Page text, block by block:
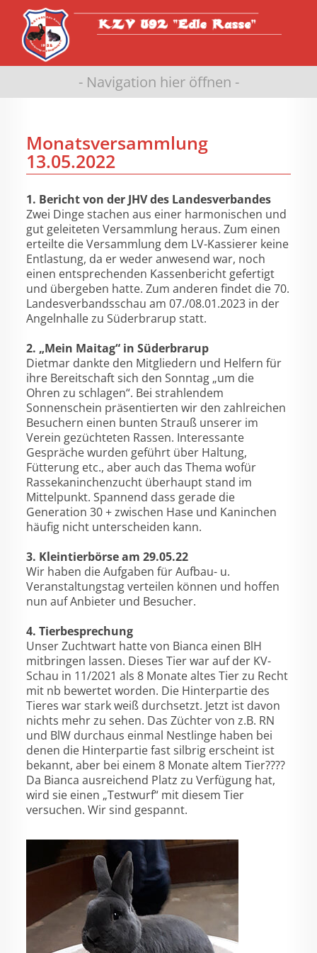
- Navigation hier öffnen -
Monatsversammlung
13.05.2022
1. Bericht von der JHV des Landesverbandes
Zwei Dinge stachen aus einer harmonischen und
gut geleiteten Versammlung heraus. Zum einen
erteilte die Versammlung dem LV-Kassierer keine
Entlastung, da er weder anwesend war, noch
einen entsprechenden Kassenbericht gefertigt
und übergeben hatte. Zum anderen findet die 70.
Landesverbandsschau am 07./08.01.2023 in der
Angelnhalle zu Süderbrarup statt.
2. „Mein Maitag“ in Süderbrarup
Dietmar dankte den Mitgliedern und Helfern für
ihre Bereitschaft sich den Sonntag „um die
Ohren zu schlagen“. Bei strahlendem
Sonnenschein präsentierten wir den zahlreichen
Besuchern einen bunten Strauß unserer im
Verein gezüchteten Rassen. Interessante
Gespräche wurden geführt über Haltung,
Fütterung etc., aber auch das Thema wofür
Rassekaninchenzucht überhaupt stand im
Mittelpunkt. Spannend dass gerade die
Generation 30 + zwischen Hase und Kaninchen
häufig nicht unterscheiden kann.
3. Kleintierbörse am 29.05.22
Wir haben die Aufgaben für Aufbau- u.
Veranstaltungstag verteilen können und hoffen
nun auf Anbieter und Besucher.
4. Tierbesprechung
Unser Zuchtwart hatte von Bianca einen BlH
mitbringen lassen. Dieses Tier war auf der KV-
Schau in 11/2021 als 8 Monate altes Tier zu Recht
mit nb bewertet worden. Die Hinterpartie des
Tieres war stark weiß durchsetzt. Jetzt ist davon
nichts mehr zu sehen. Das Züchter von z.B. RN
und BlW durchaus einmal Nestlinge haben bei
denen die Hinterpartie fast silbrig erscheint ist
bekannt, aber bei einem 8 Monate altem Tier????
Da Bianca ausreichend Platz zu Verfügung hat,
wird sie einen „Testwurf“ mit diesem Tier
versuchen. Wir sind gespannt.